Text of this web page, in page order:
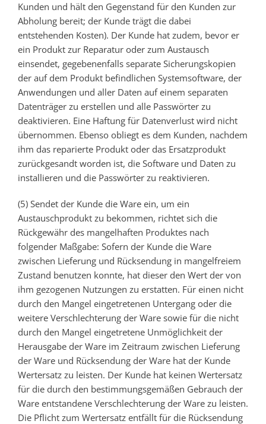
Kunden und hält den Gegenstand für den Kunden zur
Abholung bereit; der Kunde trägt die dabei
entstehenden Kosten). Der Kunde hat zudem, bevor er
ein Produkt zur Reparatur oder zum Austausch
einsendet, gegebenenfalls separate Sicherungskopien
der auf dem Produkt befindlichen Systemsoftware, der
Anwendungen und aller Daten auf einem separaten
Datenträger zu erstellen und alle Passwörter zu
deaktivieren. Eine Haftung für Datenverlust wird nicht
übernommen. Ebenso obliegt es dem Kunden, nachdem
ihm das reparierte Produkt oder das Ersatzprodukt
zurückgesandt worden ist, die Software und Daten zu
installieren und die Passwörter zu reaktivieren.
(5) Sendet der Kunde die Ware ein, um ein
Austauschprodukt zu bekommen, richtet sich die
Rückgewähr des mangelhaften Produktes nach
folgender Maßgabe: Sofern der Kunde die Ware
zwischen Lieferung und Rücksendung in mangelfreiem
Zustand benutzen konnte, hat dieser den Wert der von
ihm gezogenen Nutzungen zu erstatten. Für einen nicht
durch den Mangel eingetretenen Untergang oder die
weitere Verschlechterung der Ware sowie für die nicht
durch den Mangel eingetretene Unmöglichkeit der
Herausgabe der Ware im Zeitraum zwischen Lieferung
der Ware und Rücksendung der Ware hat der Kunde
Wertersatz zu leisten. Der Kunde hat keinen Wertersatz
für die durch den bestimmungsgemäßen Gebrauch der
Ware entstandene Verschlechterung der Ware zu leisten.
Die Pflicht zum Wertersatz entfällt für die Rücksendung